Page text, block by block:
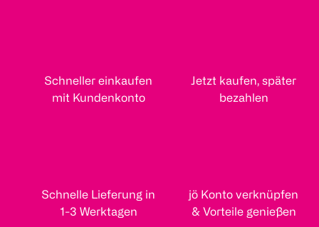
Schneller einkaufen
mit Kundenkonto
Jetzt kaufen, später
bezahlen
Schnelle Lieferung in
1-3 Werktagen
jö Konto verknüpfen
& Vorteile genießen